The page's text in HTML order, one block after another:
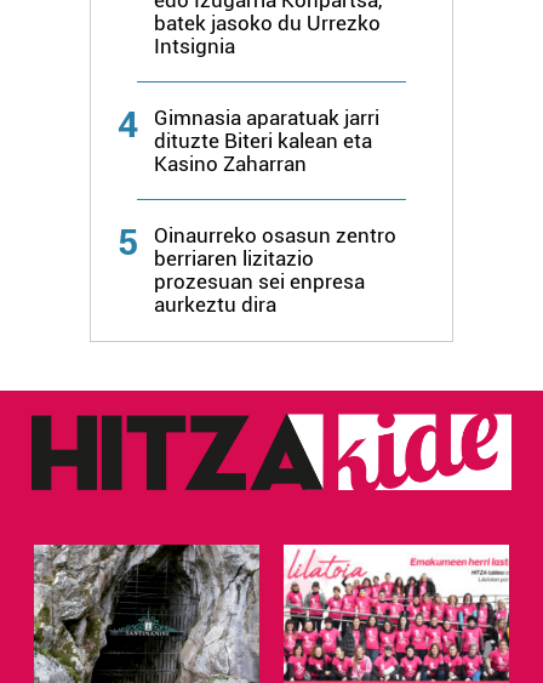
erabiltzen dituen hauta dezakezu.
bazkideen zerrenda, beren ustez zein helburutarako
duten interes legitimoa eta horren aurka nola egin
Lortu zure datu pertsonalak prozesatzeko moduari
buruzko informazio gehiago eta ezarri zure lehentasunak
datuen atalean. Edozein unetan alda edo ken dezakezu
Webgune honek cookie propioak eta hirugarrenen cookie-
fitxategiak erabiltzen ditu. Zure esperientzia eta
zerbitzuak hobetzeko asmoz, cookie teknologiaz
baliatzen gara. Ohar hau onartuz gero, teknologia hori
batek jasoko du Urrezko
Intsignia
4
Gimnasia aparatuak jarri
dituzte Biteri kalean eta
Kasino Zaharran
5
Oinaurreko osasun zentro
berriaren lizitazio
prozesuan sei enpresa
aurkeztu dira